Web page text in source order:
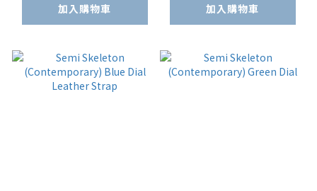
加入購物車
加入購物車